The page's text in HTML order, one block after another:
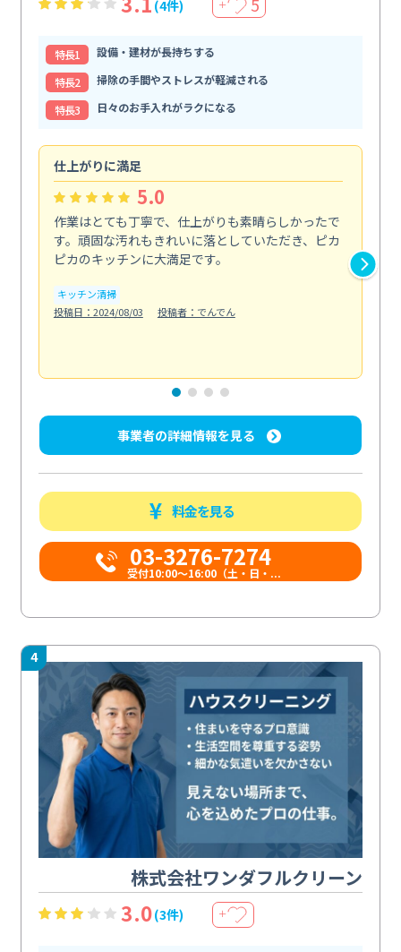
(4件) ＋ 5
特⻑1
設備・建材が長持ちする
特⻑2
掃除の手間やストレスが軽減される
特⻑3
日々のお手入れがラクになる
仕上がりに満足
5.0
作業はとても丁寧で、仕上がりも素晴らしかったで
す。頑固な汚れもきれいに落としていただき、ピカ
ピカのキッチンに大満足です。
キッチン清掃
投稿日：2024/08/03
投稿者：でんでん
事業者の詳細情報を見る
料金を見る
03-3276-7274
受付10:00〜16:00（土・日・...
4
株式会社ワンダフルクリーン
3.0(3件) ＋